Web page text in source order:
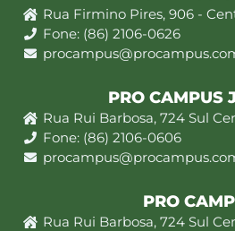
Rua Firmino Pires, 906 -
Fone: (86) 2106-0626
PRO CAMPUS
Rua Rui Barbosa, 724 Sul
Fone: (86) 2106-0606
PRO
Rua Rui Barbosa, 724 Sul